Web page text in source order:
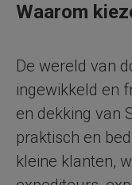
Waarom
De wereld van
ingewikkeld en
en dekking van
praktisch en
kleine klanten,